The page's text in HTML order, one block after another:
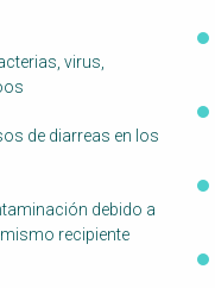
virus,
de diarreas en los
debido a
mismo recipiente